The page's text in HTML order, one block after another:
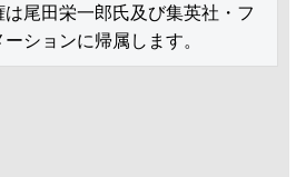
尾田栄一郎氏及び集英社・フ
ションに帰属します。